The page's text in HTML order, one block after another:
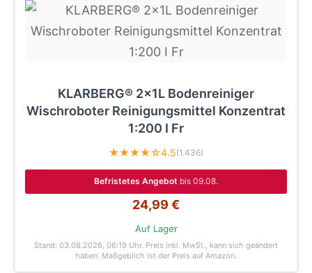
KLARBERG® 2x1L Bodenreiniger
Wischroboter Reinigungsmittel Konzentrat
1:200 I Fr
★★★★☆4.5(1.436)
Befristetes Angebot bis 09.08.
24,99 €
Auf Lager
Stand: 03.08.2026, 06:19 Uhr. Preis inkl. MwSt., kann sich geändert
haben. Maßgeblich ist der Preis auf Amazon.